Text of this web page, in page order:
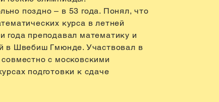
поздно – в 53 года. Понял, что
курса в летней
года преподавал математику и
в Швебиш Гмюнде. Участвовал в
с московскими
подготовки к сдаче